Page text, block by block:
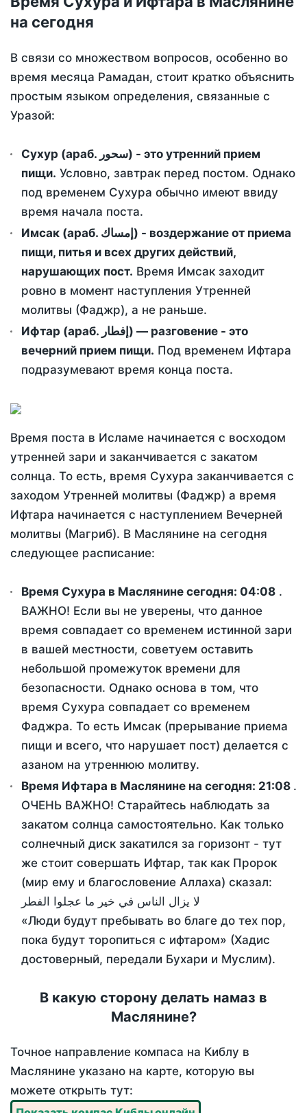
на сегодня
В связи со множеством вопросов, особенно во
время месяца Рамадан, стоит кратко объяснить
простым языком определения, связанные с
Уразой:
Сухур (араб. سحور) - это утренний прием
пищи. Условно, завтрак перед постом. Однако
под временем Сухура обычно имеют ввиду
время начала поста.
Имсак (араб. إمساك) - воздержание от приема
пищи, питья и всех других действий,
нарушающих пост. Время Имсак заходит
ровно в момент наступления Утренней
молитвы (Фаджр), а не раньше.
Ифтар (араб. إفطار) — разговение - это
вечерний прием пищи. Под временем Ифтара
подразумевают время конца поста.
Время поста в Исламе начинается с восходом
утренней зари и заканчивается с закатом
солнца. То есть, время Сухура заканчивается с
заходом Утренней молитвы (Фаджр) а время
Ифтара начинается с наступлением Вечерней
молитвы (Магриб). В Маслянине на сегодня
следующее расписание:
Время Сухура в Маслянине сегодня: 04:08 .
ВАЖНО! Если вы не уверены, что данное
время совпадает со временем истинной зари
в вашей местности, советуем оставить
небольшой промежуток времени для
безопасности. Однако основа в том, что
время Сухура совпадает со временем
Фаджра. То есть Имсак (прерывание приема
пищи и всего, что нарушает пост) делается с
азаном на утреннюю молитву.
Время Ифтара в Маслянине на сегодня: 21:08 .
ОЧЕНЬ ВАЖНО! Старайтесь наблюдать за
закатом солнца самостоятельно. Как только
солнечный диск закатился за горизонт - тут
же стоит совершать Ифтар, так как Пророк
(мир ему и благословение Аллаха) сказал:
لا يزال الناس في خير ما عجلوا الفطر
«Люди будут пребывать во благе до тех пор,
пока будут торопиться с ифтаром» (Хадис
достоверный, передали Бухари и Муслим).
В какую сторону делать намаз в
Маслянине?
Точное направление компаса на Киблу в
Маслянине указано на карте, которую вы
можете открыть тут: